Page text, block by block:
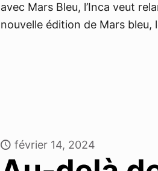
avec Mars Bleu, l’Inca veut
nouvelle édition de Mars
février 14, 2024